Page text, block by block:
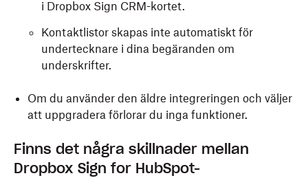
i Dropbox Sign CRM-kortet.
Kontaktlistor skapas inte automatiskt för
undertecknare i dina begäranden om
underskrifter.
Om du använder den äldre integreringen och väljer
att uppgradera förlorar du inga funktioner.
Finns det några skillnader mellan
Dropbox Sign for HubSpot-